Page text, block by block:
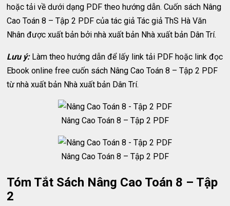
hoặc tải về dưới dạng PDF theo hướng dẫn. Cuốn sách Nâng
Cao Toán 8 – Tập 2 PDF của tác giả Tác giả ThS Hà Văn
Nhân được xuất bản bởi nhà xuất bản Nhà xuất bản Dân Trí.
Lưu ý:Làm theo hướng dẫn để lấy link tải PDF hoặc link đọc
Ebook online free cuốn sách Nâng Cao Toán 8 – Tập 2 PDF
từ nhà xuất bản Nhà xuất bản Dân Trí.
Nâng Cao Toán 8 – Tập 2 PDF
Nâng Cao Toán 8 – Tập 2 PDF
Tóm Tắt Sách Nâng Cao Toán 8 – Tập
2